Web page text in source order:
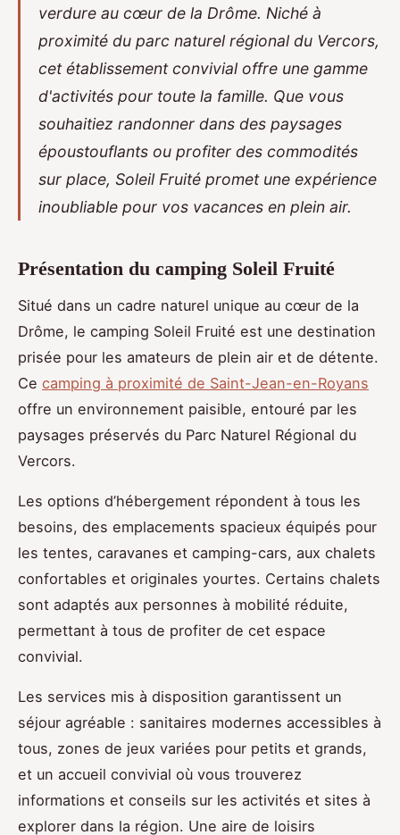
verdure au cœur de la Drôme. Niché à
proximité du parc naturel régional du Vercors,
cet établissement convivial offre une gamme
d'activités pour toute la famille. Que vous
souhaitiez randonner dans des paysages
époustouflants ou profiter des commodités
sur place, Soleil Fruité promet une expérience
inoubliable pour vos vacances en plein air.
Présentation du camping Soleil Fruité
Situé dans un cadre naturel unique au cœur de la
Drôme, le camping Soleil Fruité est une destination
prisée pour les amateurs de plein air et de détente.
Ce camping à proximité de Saint-Jean-en-Royans
offre un environnement paisible, entouré par les
paysages préservés du Parc Naturel Régional du
Vercors.
Les options d’hébergement répondent à tous les
besoins, des emplacements spacieux équipés pour
les tentes, caravanes et camping-cars, aux chalets
confortables et originales yourtes. Certains chalets
sont adaptés aux personnes à mobilité réduite,
permettant à tous de profiter de cet espace
convivial.
Les services mis à disposition garantissent un
séjour agréable : sanitaires modernes accessibles à
tous, zones de jeux variées pour petits et grands,
et un accueil convivial où vous trouverez
informations et conseils sur les activités et sites à
explorer dans la région. Une aire de loisirs